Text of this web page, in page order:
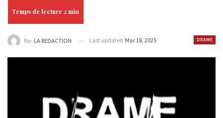
DRAME
Par LA REDACTION Last updated Mar 18, 2025